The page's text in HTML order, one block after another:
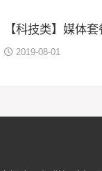
【科技类】媒体套
2019-08-01